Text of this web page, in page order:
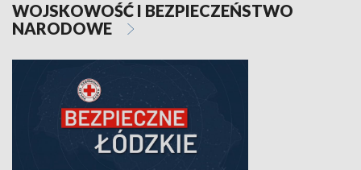
WOJSKOWOŚĆ I BEZPIECZEŃSTWO
NARODOWE